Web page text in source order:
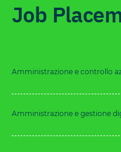
Job
Amministrazione e controllo
Amministrazione e gestione